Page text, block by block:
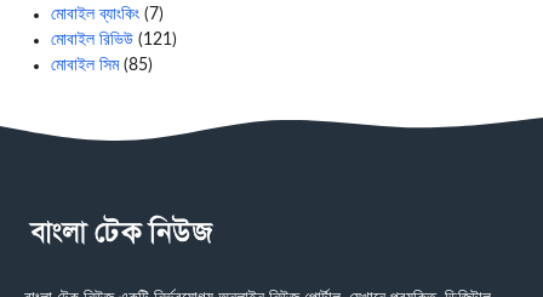
মোবাইল ব্যাংকিং (7)
মোবাইল রিভিউ (121)
মোবাইল সিম(85)